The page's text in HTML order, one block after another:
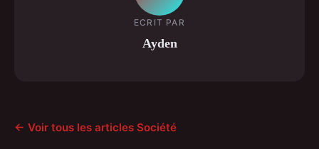
ECRIT PAR
Ayden
← Voir tous les articles Société